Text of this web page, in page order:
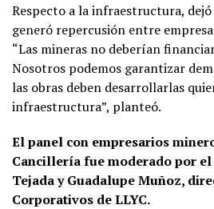
Respecto a la infraestructura,
generó repercusión entre
“Las mineras no deberían
Nosotros podemos garantizar
las obras deben desarrollarlas
infraestructura”, planteó.
El panel con empresarios
Cancillería fue moderado por
Tejada y Guadalupe Muñoz,
Corporativos de LLYC.